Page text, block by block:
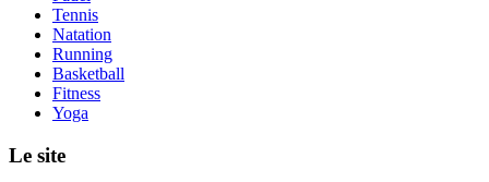
Tennis
Natation
Running
Basketball
Fitness
Yoga
Le site